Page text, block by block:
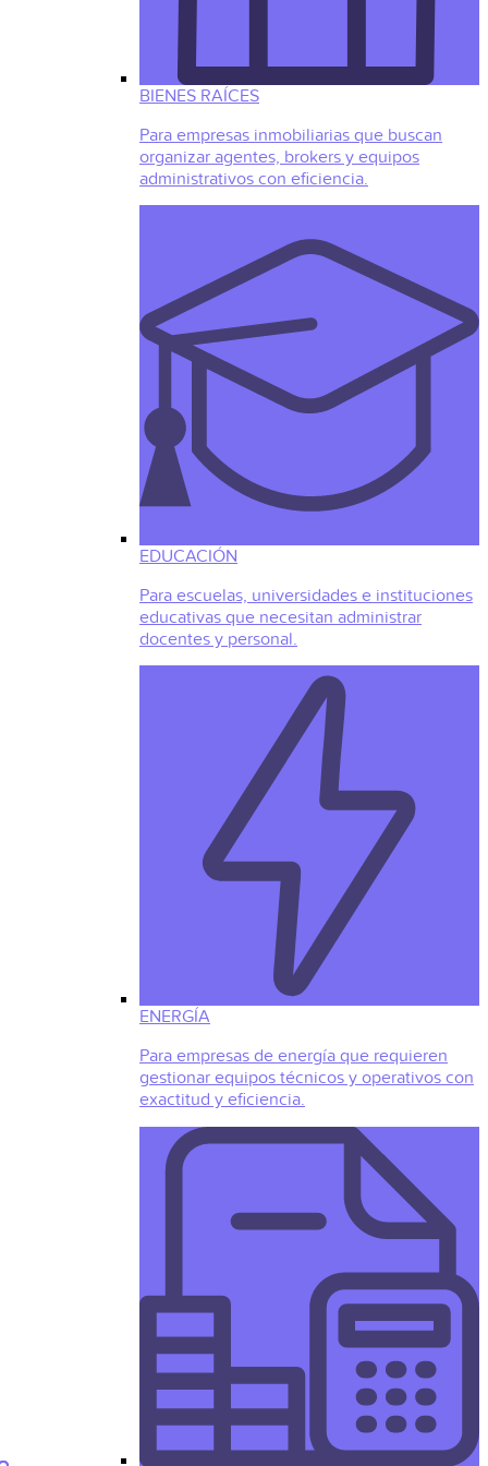
BIENES RAÍCES
Para empresas inmobiliarias que buscan
organizar agentes, brokers y equipos
administrativos con eficiencia.
EDUCACIÓN
Para escuelas, universidades e instituciones
educativas que necesitan administrar
docentes y personal.
ENERGÍA
Para empresas de energía que requieren
gestionar equipos técnicos y operativos con
exactitud y eficiencia.